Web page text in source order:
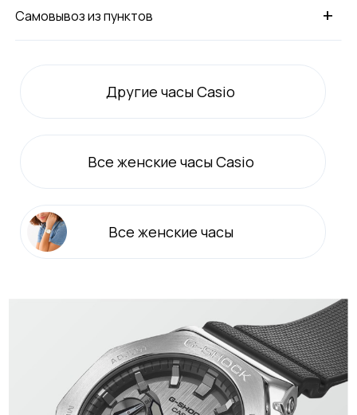
+
Самовывоз из пунктов
Другие часы Casio
Все женские часы Casio
Все женские часы